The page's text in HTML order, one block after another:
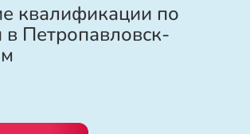
квалификации по
в Петропавловск-